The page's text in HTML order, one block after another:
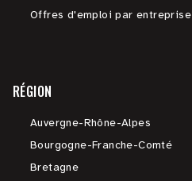
Offres d'emploi par entreprise
RÉGION
Auvergne-Rhône-Alpes
Bourgogne-Franche-Comté
Bretagne